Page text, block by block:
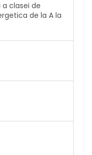
a clasei de
de la A la